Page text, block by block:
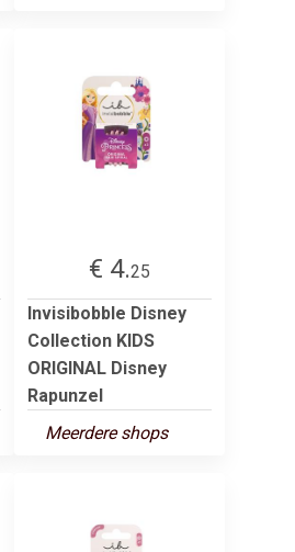
€ 4.25
Invisibobble Disney
Collection KIDS
ORIGINAL Disney
Rapunzel
Meerdere shops